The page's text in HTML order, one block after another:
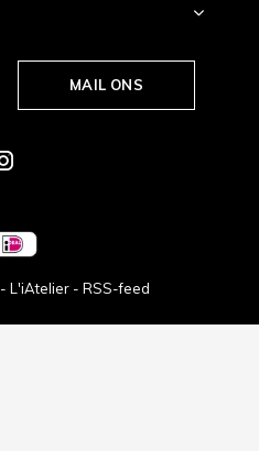
MAIL ONS
- L'iAtelier - RSS-feed